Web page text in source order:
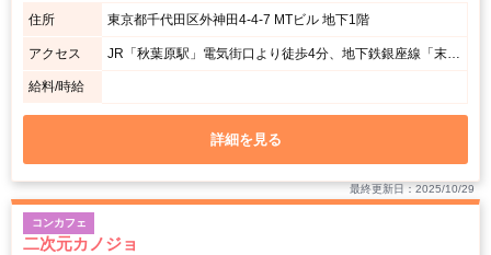
住所 東京都千代田区外神田4-4-7 MTビル 地下1階
アクセス JR「秋葉原駅」電気街口より徒歩4分、地下鉄銀座線「末広町駅」1番出口より徒歩2分
給料/時給
詳細を見る
最終更新日：2025/10/29
コンカフェ
二次元カノジョ